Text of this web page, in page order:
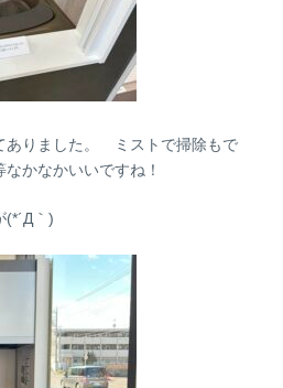
りました。 ミストで掃除もで
かなかいいですね！
｀)